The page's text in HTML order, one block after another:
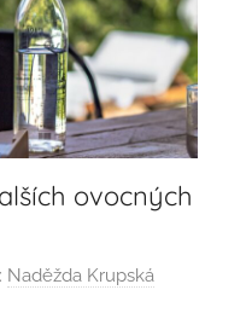
ovocných
Naděžda Krupská